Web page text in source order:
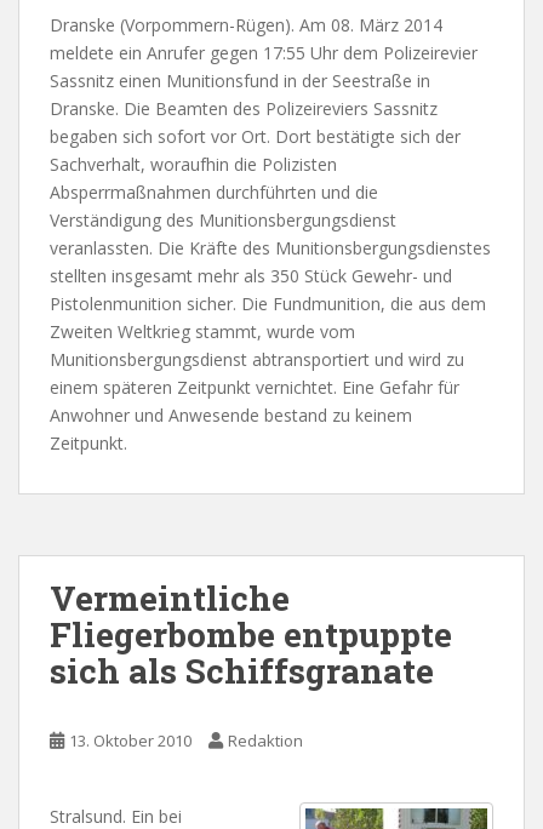
Dranske (Vorpommern-Rügen). Am 08. März 2014
meldete ein Anrufer gegen 17:55 Uhr dem Polizeirevier
Sassnitz einen Munitionsfund in der Seestraße in
Dranske. Die Beamten des Polizeireviers Sassnitz
begaben sich sofort vor Ort. Dort bestätigte sich der
Sachverhalt, woraufhin die Polizisten
Absperrmaßnahmen durchführten und die
Verständigung des Munitionsbergungsdienst
veranlassten. Die Kräfte des Munitionsbergungsdienstes
stellten insgesamt mehr als 350 Stück Gewehr- und
Pistolenmunition sicher. Die Fundmunition, die aus dem
Zweiten Weltkrieg stammt, wurde vom
Munitionsbergungsdienst abtransportiert und wird zu
einem späteren Zeitpunkt vernichtet. Eine Gefahr für
Anwohner und Anwesende bestand zu keinem
Zeitpunkt.
Vermeintliche
Fliegerbombe entpuppte
sich als Schiffsgranate
13. Oktober 2010 Redaktion
Stralsund. Ein bei